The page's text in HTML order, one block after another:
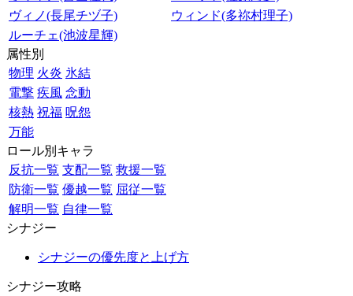
ヴィノ(長尾チヅ子)
ウィンド(多祢村理子)
ルーチェ(池波星輝)
属性別
物理 火炎 氷結
電撃 疾風 念動
核熱 祝福 呪怨
万能
ロール別キャラ
反抗一覧 支配一覧 救援一覧
防衛一覧 優越一覧 屈従一覧
解明一覧 自律一覧
シナジー
シナジーの優先度と上げ方
シナジー攻略